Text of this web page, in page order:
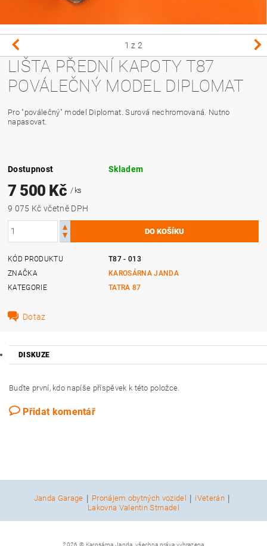
1 z 2
LIŠTA PŘEDNÍ KAPOTY T87
POVÁLEČNÝ MODEL DIPLOMAT
Pro "poválečný" model Diplomat. Surová nechromovaná. Nutno
napasovat.
Dostupnost Skladem
7 500 Kč / ks
9 075 Kč včetně DPH
KÓD PRODUKTU
T87 - 013
ZNAČKA
KAROSÁRNA JANDA
KATEGORIE
TATRA 87
Dotaz
DISKUZE
Buďte první, kdo napíše příspěvek k této položce.
Přidat komentář
Janda Garage | Pronájem obytných vozidel | iVeterán |
Lakovna Valentin Strnadel
2026 © Karosárna Janda, všechna práva vyhrazena